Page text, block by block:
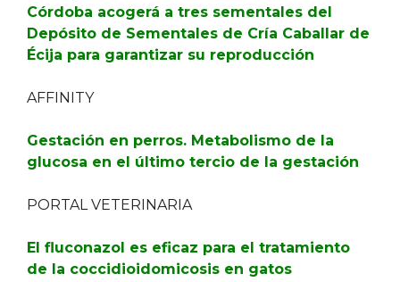
Córdoba acogerá a tres sementales del
Depósito de Sementales de Cría Caballar de
Écija para garantizar su reproducción
AFFINITY
Gestación en perros. Metabolismo de la
glucosa en el último tercio de la gestación
PORTAL VETERINARIA
El fluconazol es eficaz para el tratamiento
de la coccidioidomicosis en gatos